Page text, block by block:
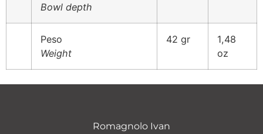
Bowl depth
Peso
Weight
42 gr
1,48
oz
Romagnolo Ivan